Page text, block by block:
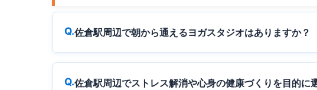
佐倉駅周辺で朝から通えるヨガスタジオはありますか？
佐倉駅周辺でストレス解消や心身の健康づくりを目的に